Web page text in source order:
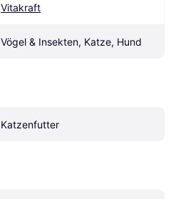
Vitakraft
Vögel & Insekten, Katze, Hund
Katzenfutter